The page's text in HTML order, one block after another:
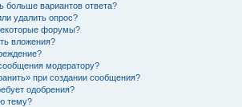
больше вариантов ответа?
удалить опрос?
форумы?
вложения?
модератору?
при создании сообщения?
одобрения?
тему?